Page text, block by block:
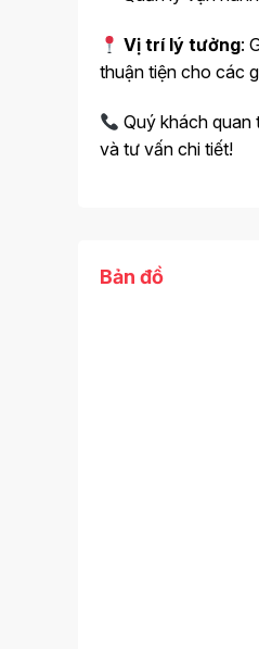
Vị trí lý tưởng:
thuận tiện cho các
Quý khách quan
và tư vấn chi tiết!
Bản đồ